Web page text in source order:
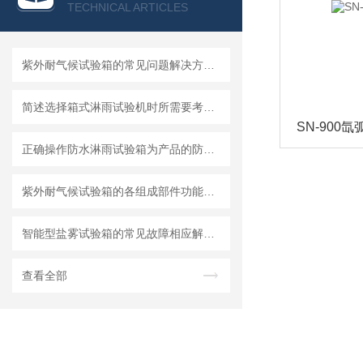
TECHNICAL ARTICLES
查看全部
SN-900氙